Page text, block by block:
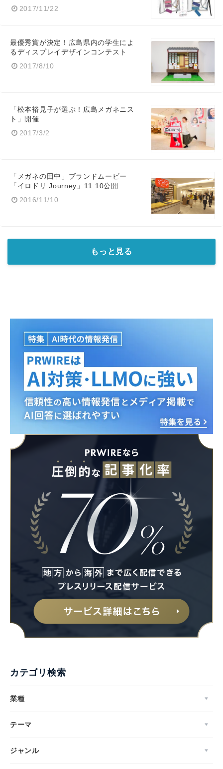
2017/11/22
最優秀賞が決定！広島県内の学生によ
るディスプレイデザインコンテスト
2017/8/10
「松本裕見子が選ぶ！広島メガネニス
ト」開催
2017/3/2
「メガネの田中」ブランドムービー
「イロドリ Journey」11.10公開
2016/11/10
もっと見る
カテゴリ検索
業種
テーマ
ジャンル